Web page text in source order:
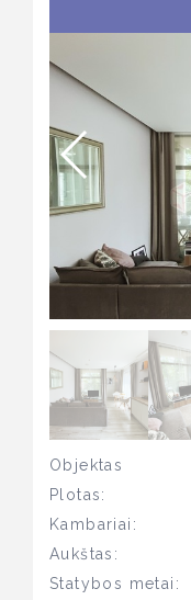
Objektas
Plotas:
Kambariai:
Aukštas:
Statybos metai: